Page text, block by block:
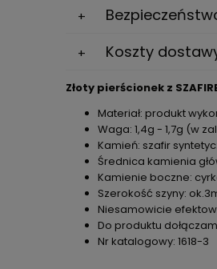
Koszty
Złoty pierścionek z
Materiał: produkt
Waga: 1,4g - 1,7g (w
Kamień: szafir
Średnica kamienia
Kamienie boczne:
Szerokość szyny:
Niesamowicie
Do produktu
Nr katalogowy: 1618-3